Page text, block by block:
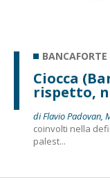
Ciocca
rispetto,
di Flavio Padovan,
coinvolti nella
palest...